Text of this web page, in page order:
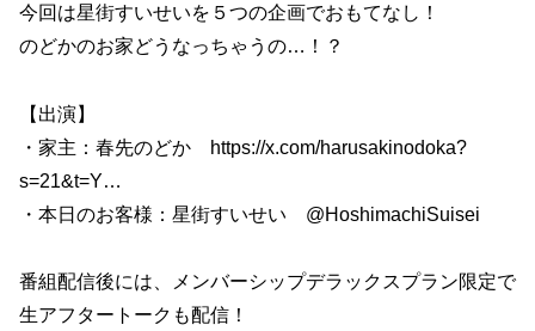
今回は星街すいせいを５つの企画でおもてなし！
のどかのお家どうなっちゃうの…！？
【出演】
・家主：春先のどか https://x.com/harusakinodoka?
s=21&t=Y…
・本日のお客様：星街すいせい @HoshimachiSuisei
番組配信後には、メンバーシップデラックスプラン限定で
生アフタートークも配信！